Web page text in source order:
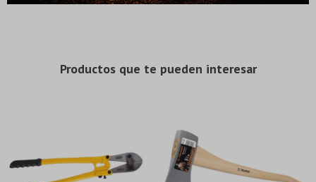
Productos que te pueden interesar